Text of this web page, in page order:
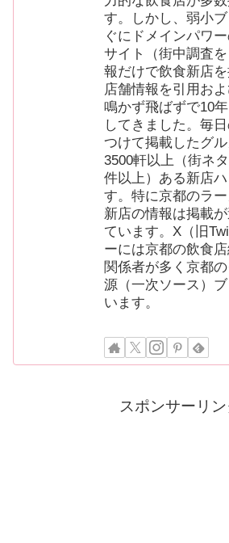
す。しかし、弱小
ぐにドメインパワ
サイト（街中調査
報だけで飲食新店
店舗情報を引用お
鳴かず飛ばずで10
してきました。毎
つけて掲載したグ
3500軒以上（街ネ
件以上）ある新店
す。特に京都のラ
新店の情報は掲載
ています。X（旧
ーには京都の飲食
関係者が多く京都
源（一次ソース）
います。
スポンサーリン